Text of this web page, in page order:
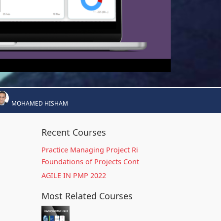
MOHAMED HISHAM
Recent Courses
Practice Managing Project Ri
Foundations of Projects Cont
AGILE IN PMP 2022
Most Related Courses